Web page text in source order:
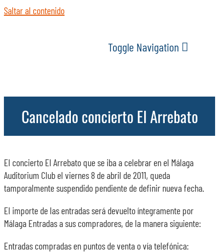
Saltar al contenido
Toggle Navigation
ACTUALIDAD
EVENTOS
ESPACIOS
SOBRE NOSOTROS
Cancelado concierto El Arrebato
El concierto El Arrebato que se iba a celebrar en el Málaga
Auditorium Club el viernes 8 de abril de 2011, queda
tamporalmente suspendido pendiente de definir nueva fecha.
El importe de las entradas será devuelto íntegramente por
Málaga Entradas a sus compradores, de la manera siguiente:
Entradas compradas en puntos de venta o vía telefónica: